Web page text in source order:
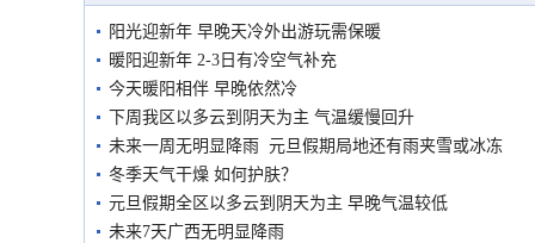
阳光迎新年 早晚天冷外出游玩需保暖
暖阳迎新年 2-3日有冷空气补充
今天暖阳相伴 早晚依然冷
下周我区以多云到阴天为主 气温缓慢回升
未来一周无明显降雨 元旦假期局地还有雨夹雪或冰冻
冬季天气干燥 如何护肤？
元旦假期全区以多云到阴天为主 早晚气温较低
未来7天广西无明显降雨